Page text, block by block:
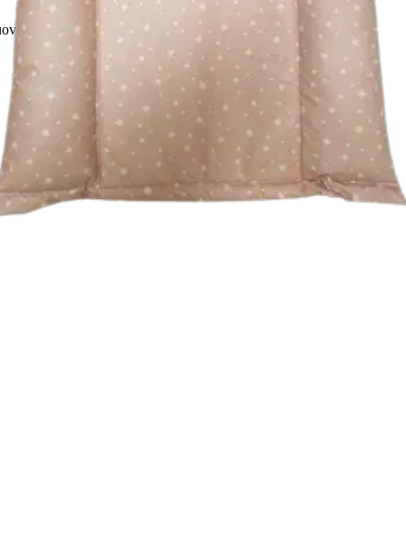
Helppo pitää puhtaana pyyhkimällä kostealla liinalla.